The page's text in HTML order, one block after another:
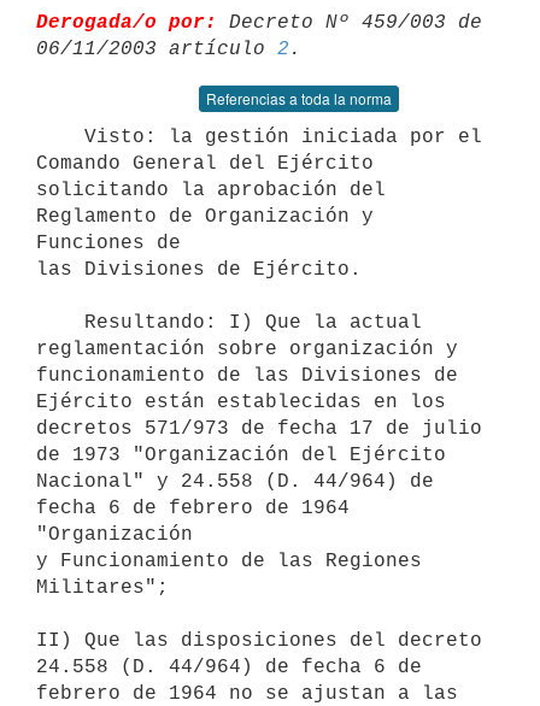
Derogada/o por:
Decreto Nº 459/003 de
06/11/2003 artículo 2
Referencias a toda la norma
Comando General del Ejército
solicitando la aprobación del
Reglamento de Organización y
Funciones de
las Divisiones de Ejército.
reglamentación sobre organización y
funcionamiento de las Divisiones de
Ejército están establecidas en los
decretos 571/973 de fecha 17 de julio
de 1973 "Organización del Ejército
Nacional" y 24.558 (D. 44/964) de
fecha 6 de febrero de 1964
"Organización
y Funcionamiento de las Regiones
Militares";
II) Que las disposiciones del decreto
24.558 (D. 44/964) de fecha 6 de
febrero de 1964 no se ajustan a las